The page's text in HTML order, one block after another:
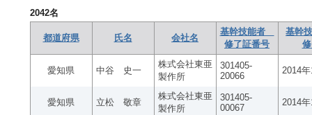
2042名
都道府県 氏名 会社名
基幹技能者
修了証番号
基幹
愛知県 中谷 史一
株式会社東亜
製作所
301405-
20066
2014
愛知県 立松 敬章
株式会社東亜
製作所
301405-
00067
2014